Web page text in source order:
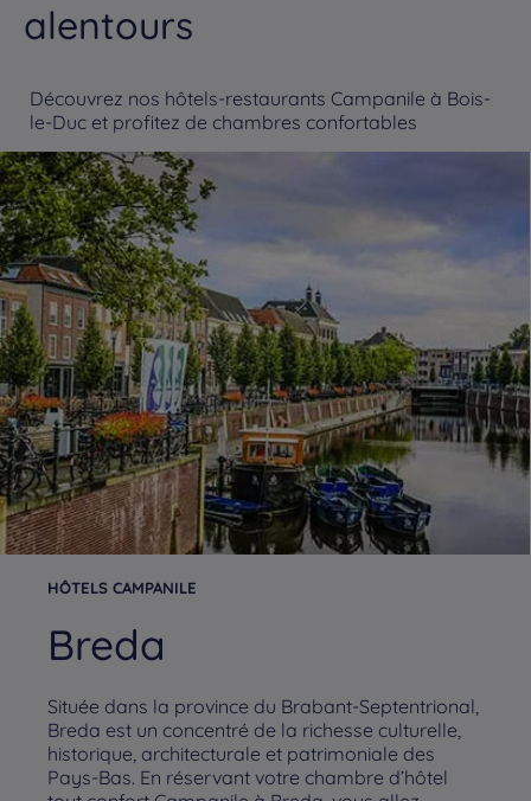
alentours
Découvrez nos hôtels-restaurants Campanile à Bois-
le-Duc et profitez de chambres confortables
HÔTELS CAMPANILE
Breda
Située dans la province du Brabant-Septentrional,
Breda est un concentré de la richesse culturelle,
historique, architecturale et patrimoniale des
Pays-Bas. En réservant votre chambre d’hôtel